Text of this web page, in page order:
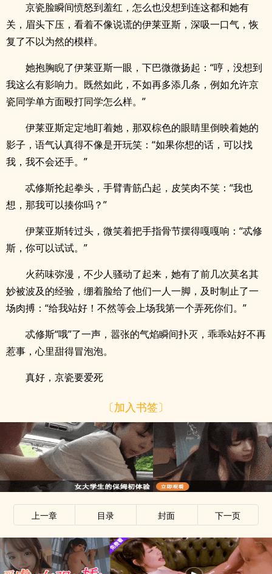
京瓷脸瞬间愤怒到羞红，怎么也没想到连这都和她有
关，眉头下压，看着不像说谎的伊莱亚斯，深吸一口气，恢
复了不以为然的模样。
她抱胸睨了伊莱亚斯一眼，下巴微微扬起：“哼，没想到
我这么有影响力。既然如此，不如再多添几条，例如允许京
瓷同学单方面殴打同学怎么样。”
伊莱亚斯定定地盯着她，那双棕色的眼睛里倒映着她的
影子，语气认真得不像是开玩笑：“如果你想的话，可以找
我，我不会还手。”
忒修斯抡起拳头，手臂青筋凸起，皮笑肉不笑：“我也
想，那我可以揍你吗？”
伊莱亚斯转过头，微笑着把手指骨节摆得嘎嘎响：“忒修
斯，你可以试试。”
火药味弥漫，不少人骚动了起来，她有了前几次莫名其
妙被波及的经验，绷着脸给了他们一人一脚，及时制止了一
场肉搏：“给我站好！不然等会上场我第一个弄死你们。”
忒修斯“哦”了一声，嚣张的气焰瞬间扑灭，乖乖站好不再
惹事，心里甜得冒泡泡。
真好，京瓷要爱死
〔加入书签〕
上一章 目录 封面 下一页